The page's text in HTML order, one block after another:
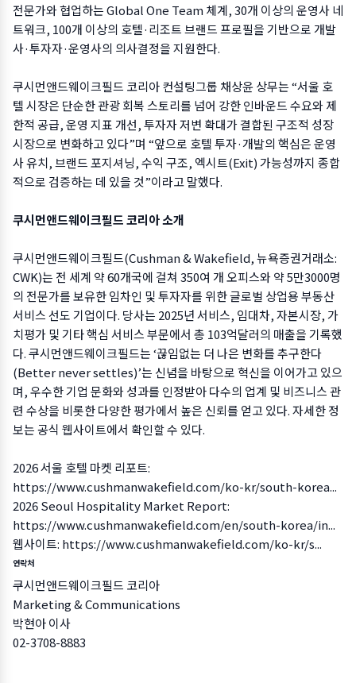
전문가와 협업하는 Global One Team 체계, 30개 이상의 운영사 네
트워크, 100개 이상의 호텔·리조트 브랜드 프로필을 기반으로 개발
사·투자자·운영사의 의사결정을 지원한다.
쿠시먼앤드웨이크필드 코리아 컨설팅그룹 채상윤 상무는 “서울 호
텔 시장은 단순한 관광 회복 스토리를 넘어 강한 인바운드 수요와 제
한적 공급, 운영 지표 개선, 투자자 저변 확대가 결합된 구조적 성장
시장으로 변화하고 있다”며 “앞으로 호텔 투자·개발의 핵심은 운영
사 유치, 브랜드 포지셔닝, 수익 구조, 엑시트(Exit) 가능성까지 종합
적으로 검증하는 데 있을 것”이라고 말했다.
쿠시먼앤드웨이크필드 코리아 소개
쿠시먼앤드웨이크필드(Cushman & Wakefield, 뉴욕증권거래소:
CWK)는 전 세계 약 60개국에 걸쳐 350여 개 오피스와 약 5만3000명
의 전문가를 보유한 임차인 및 투자자를 위한 글로벌 상업용 부동산
서비스 선도 기업이다. 당사는 2025년 서비스, 임대차, 자본시장, 가
치평가 및 기타 핵심 서비스 부문에서 총 103억달러의 매출을 기록했
다. 쿠시먼앤드웨이크필드는 ‘끊임없는 더 나은 변화를 추구한다
(Better never settles)’는 신념을 바탕으로 혁신을 이어가고 있으
며, 우수한 기업 문화와 성과를 인정받아 다수의 업계 및 비즈니스 관
련 수상을 비롯한 다양한 평가에서 높은 신뢰를 얻고 있다. 자세한 정
보는 공식 웹사이트에서 확인할 수 있다.
2026 서울 호텔 마켓 리포트:
https://www.cushmanwakefield.com/ko-kr/south-korea...
2026 Seoul Hospitality Market Report:
https://www.cushmanwakefield.com/en/south-korea/in...
웹사이트: https://www.cushmanwakefield.com/ko-kr/s...
연락처
쿠시먼앤드웨이크필드 코리아
Marketing & Communications
박현아 이사
02-3708-8883